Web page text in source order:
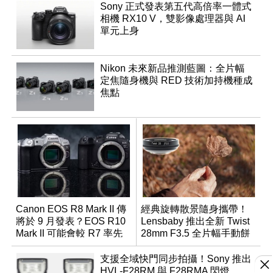
Sony 正式發表第五代高倍率一體式
相機 RX10 V，雙影像處理器與 AI
單元上身
Nikon 未來新品推測藍圖：全片幅
定焦隨身機與 RED 技術加持機種成
焦點
Canon EOS R8 Mark II 傳
將於 9 月發表？EOS R10
Mark II 可能會較 R7 率先
推出
經典旋轉散景隨身攜帶！
Lensbaby 推出全新 Twist
28mm F3.5 全片幅手動餅
乾鏡
支援全域快門同步拍攝！Sony 推出
HVL-F28RM 與 F28RMA 閃燈